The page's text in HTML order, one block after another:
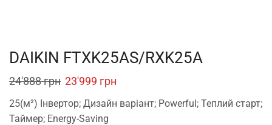
DAIKIN FTXK25AS/RXK25A
24'888грн Original
price
was:
23'999 грн
price
25(м²) Інвертор; Дизайн варіант; Powerful; Теплий старт;
Таймер; Energy-Saving